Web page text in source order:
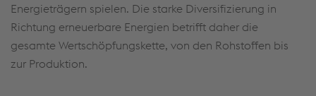
Energieträgern spielen. Die starke Diversifizierung in
Richtung erneuerbare Energien betrifft daher die
gesamte Wertschöpfungskette, von den Rohstoffen bis
zur Produktion.